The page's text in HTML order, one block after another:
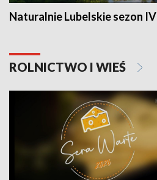
Naturalnie Lubelskie sezon IV
ROLNICTWO I WIEŚ